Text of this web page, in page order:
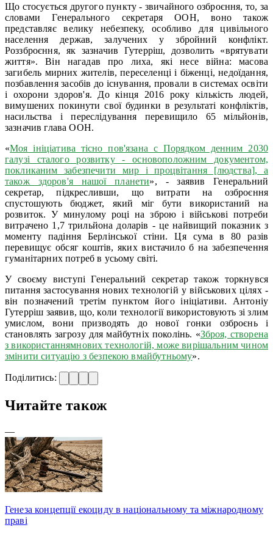
Що стосується другого пункту - звичайного озброєння, то, за
словами Генерального секретаря ООН, воно також
представляє велику небезпеку, особливо для цивільного
населення держав, залучених у збройний конфлікт.
Роззброєння, як зазначив Гутерріш, дозволить «врятувати
життя». Він нагадав про лиха, які несе війна: масова
загибель мирних жителів, переселенці і біженці, недоїдання,
позбавлення засобів до існування, провали в системах освіти
і охорони здоров'я. До кінця 2016 року кількість людей,
вимушених покинути свої будинки в результаті конфліктів,
насильства і переслідування перевищило 65 мільйонів,
зазначив глава ООН.
«Моя ініціатива тісно пов'язана c Порядком денним 2030
галузі сталого розвитку - основоположним документом,
покликаним забезпечити мир і процвітання [людства], а
також здоров'я нашої планети», - заявив Генеральний
секретар, підкресливши, що витрати на озброєння
спустошують бюджет, який міг бути використаний на
розвиток. У минулому році на зброю і військові потреби
витрачено 1,7 трильйона доларів - це найвищий показник з
моменту падіння Берлінської стіни. Ця сума в 80 разів
перевищує обсяг коштів, яких вистачило б на забезпечення
гуманітарних потреб в усьому світі.
У своєму виступі Генеральний секретар також торкнувся
питання застосування нових технологій у військових цілях -
він позначений третім пунктом його ініціативи. Антоніу
Гутерріш заявив, що, коли технології використовують зі злим
умислом, вони призводять до нової гонки озброєнь і
становлять загрозу для майбутніх поколінь. «Зброя, створена
з використаннямнових технологій, може вирішальним чином
змінити ситуацію з безпекою вмайбутньому».
Поділитись:
Читайте також
—
Генеза концепції екоциду в національному та міжнародному
праві